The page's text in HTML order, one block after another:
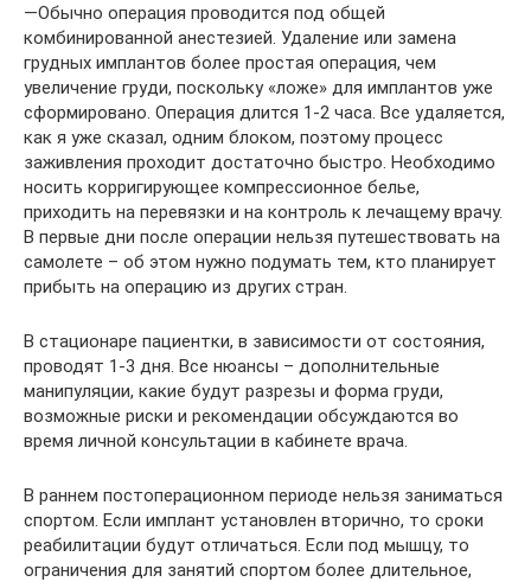
—Обычно операция проводится под общей
комбинированной анестезией. Удаление или замена
грудных имплантов более простая операция, чем
увеличение груди, поскольку «ложе» для имплантов уже
сформировано. Операция длится 1-2 часа. Все удаляется,
как я уже сказал, одним блоком, поэтому процесс
заживления проходит достаточно быстро. Необходимо
носить корригирующее компрессионное белье,
приходить на перевязки и на контроль к лечащему врачу.
В первые дни после операции нельзя путешествовать на
самолете – об этом нужно подумать тем, кто планирует
прибыть на операцию из других стран.
В стационаре пациентки, в зависимости от состояния,
проводят 1-3 дня. Все нюансы – дополнительные
манипуляции, какие будут разрезы и форма груди,
возможные риски и рекомендации обсуждаются во
время личной консультации в кабинете врача.
В раннем постоперационном периоде нельзя заниматься
спортом. Если имплант установлен вторично, то сроки
реабилитации будут отличаться. Если под мышцу, то
ограничения для занятий спортом более длительное,